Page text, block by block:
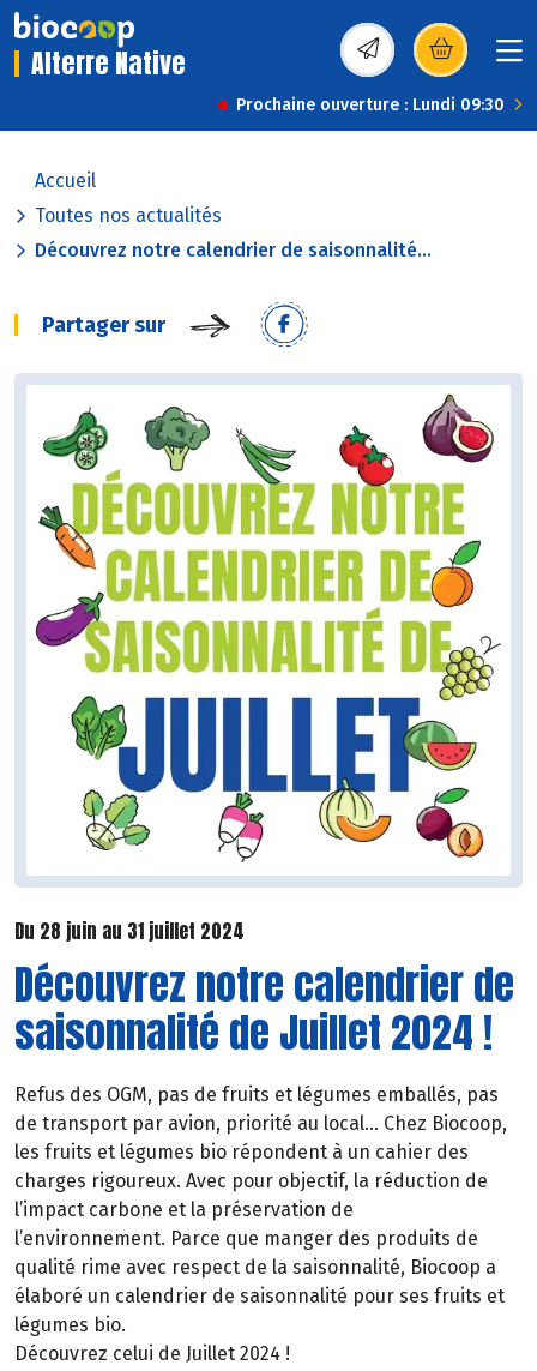
Alterre Native (s’ouvre dans une
Prochaine ouverture : Lundi 09:30
Accueil
Toutes nos actualités
Découvrez notre calendrier de saisonnalité...
Partager sur
Du 28 juin au 31 juillet 2024
Découvrez notre calendrier de
saisonnalité de Juillet 2024 !
Refus des OGM, pas de fruits et légumes emballés, pas
de transport par avion, priorité au local… Chez Biocoop,
les fruits et légumes bio répondent à un cahier des
charges rigoureux. Avec pour objectif, la réduction de
l’impact carbone et la préservation de
l’environnement. Parce que manger des produits de
qualité rime avec respect de la saisonnalité, Biocoop a
élaboré un calendrier de saisonnalité pour ses fruits et
légumes bio.
Découvrez celui de Juillet 2024 !